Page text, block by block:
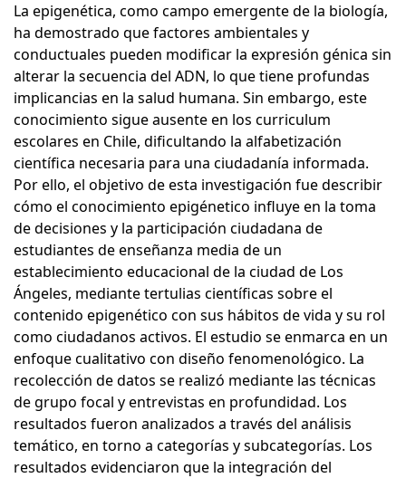
La epigenética, como campo emergente de la biología,
ha demostrado que factores ambientales y
conductuales pueden modificar la expresión génica sin
alterar la secuencia del ADN, lo que tiene profundas
implicancias en la salud humana. Sin embargo, este
conocimiento sigue ausente en los curriculum
escolares en Chile, dificultando la alfabetización
científica necesaria para una ciudadanía informada.
Por ello, el objetivo de esta investigación fue describir
cómo el conocimiento epigénetico influye en la toma
de decisiones y la participación ciudadana de
estudiantes de enseñanza media de un
establecimiento educacional de la ciudad de Los
Ángeles, mediante tertulias científicas sobre el
contenido epigenético con sus hábitos de vida y su rol
como ciudadanos activos. El estudio se enmarca en un
enfoque cualitativo con diseño fenomenológico. La
recolección de datos se realizó mediante las técnicas
de grupo focal y entrevistas en profundidad. Los
resultados fueron analizados a través del análisis
temático, en torno a categorías y subcategorías. Los
resultados evidenciaron que la integración del